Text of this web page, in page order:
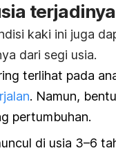
terjadinya
kaki ini juga
dari segi usia.
terlihat pada
. Namun,
pertumbuhan.
di usia 3–6